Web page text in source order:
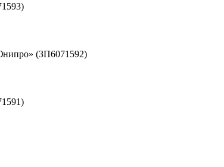
(ЗП6071592)